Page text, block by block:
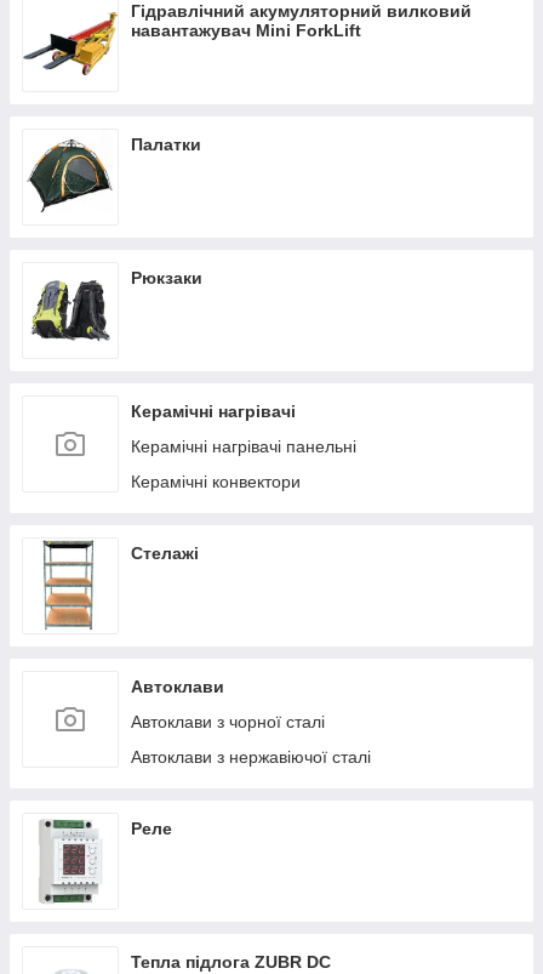
Гідравлічний акумуляторний вилковий
навантажувач Mini ForkLift
Палатки
Рюкзаки
Керамічні нагрівачі
Керамічні нагрівачі панельні
Керамічні конвектори
Стелажі
Автоклави
Автоклави з чорної сталі
Автоклави з нержавіючої сталі
Реле
Тепла підлога ZUBR DC